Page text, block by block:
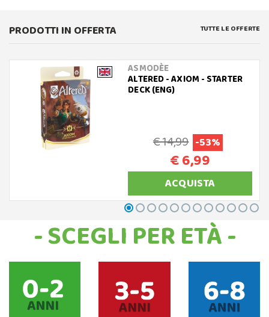
PRODOTTI IN OFFERTA TUTTE LE OFFERTE
ASMODÈE
ALTERED - AXIOM - STARTER
DECK (ENG)
€ 14,99 -53%
€ 6,99
ACQUISTA
- SCEGLI PER ETÀ -